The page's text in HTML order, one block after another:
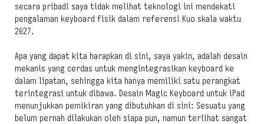
secara pribadi saya tidak melihat teknologi ini mendekati
pengalaman keyboard fisik dalam referensi Kuo skala waktu
2027.
Apa yang dapat kita harapkan di sini, saya yakin, adalah desain
mekanis yang cerdas untuk mengintegrasikan keyboard ke
dalam lipatan, sehingga kita hanya memiliki satu perangkat
terintegrasi untuk dibawa. Desain Magic Keyboard untuk iPad
menunjukkan pemikiran yang dibutuhkan di sini: Sesuatu yang
belum pernah dilakukan oleh siapa pun, namun terlihat sangat